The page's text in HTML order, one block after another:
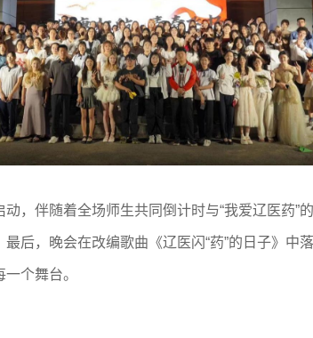
，伴随着全场师生共同倒计时与“我爱辽医药”
后，晚会在改编歌曲《辽医闪“药”的日子》中
个舞台。